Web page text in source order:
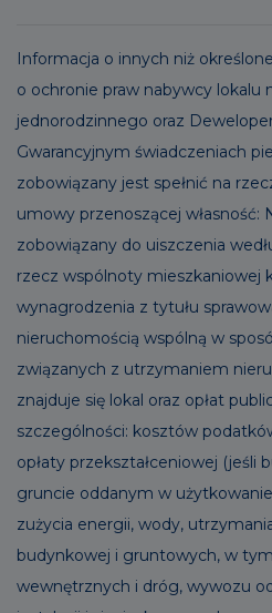
Informacja o innych niż
o ochronie praw nabywcy lokalu
jednorodzinnego oraz
Gwarancyjnym świadczeniach
zobowiązany jest spełnić na
umowy przenoszącej własność:
zobowiązany do uiszczenia
rzecz wspólnoty mieszkaniowej
wynagrodzenia z tytułu
nieruchomością wspólną w
związanych z utrzymaniem
znajduje się lokal oraz opłat
szczególności: kosztów
opłaty przekształceniowej (jeśli
gruncie oddanym w
zużycia energii, wody,
budynkowej i gruntowych, w
wewnętrznych i dróg, wywozu